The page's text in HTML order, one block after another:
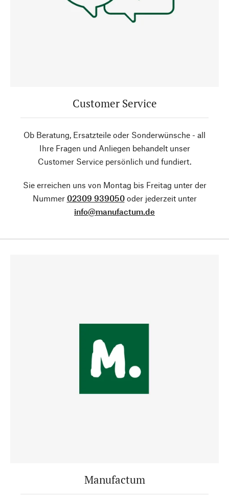
Customer Service
Ob Beratung, Ersatzteile oder Sonderwünsche - all
Ihre Fragen und Anliegen behandelt unser
Customer Service persönlich und fundiert.
Sie erreichen uns von Montag bis Freitag unter der
Nummer 02309 939050oder jederzeit unter
info@manufactum.de
Manufactum